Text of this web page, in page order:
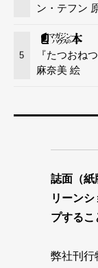
ン・テフン
5
『たつおね
麻奈美 絵
誌面（紙
リーン
プするこ
弊社刊行